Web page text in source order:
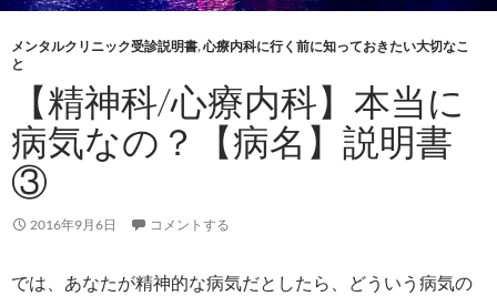
メンタルクリニック受診説明書,心療内科に行く前に知っておきたい大切なこ
と
【精神科/心療内科】本当に
病気なの？【病名】説明書
③
2016年9月6日 コメントする
では、あなたが精神的な病気だとしたら、どういう病気の